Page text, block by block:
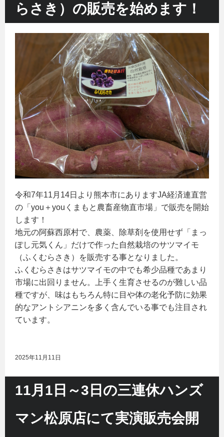
らさき）の販売を始めます！
令和7年11月14日より熊本市にありますJA経済連直営
の「you＋youくまもと農畜産物直市場」で販売を開始
します！
地元の阿蘇西原村で、農薬、除草剤を使用せず「まっ
ぽし元気くん」だけで作った自然栽培のサツマイモ
（ふくむらさき）を販売する事となりました。
ふくむらさきはサツマイモの中でも希少品種であまり
市場に出回りません。上手く生育させるのが難しい品
種ですが、味はもちろん特に目や体の老化予防に効果
的なアントシアニンを多く含んでいる事でも注目され
ています。
2025年11月11日
11月1日～3日の三連休ハンズ
マン松原店にて実演販売会開